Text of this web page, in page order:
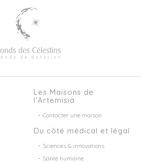
Les Maisons de
l’Artemisia
Contacter une maison
Du côté médical et légal
Sciences & innovations
Santé humaine